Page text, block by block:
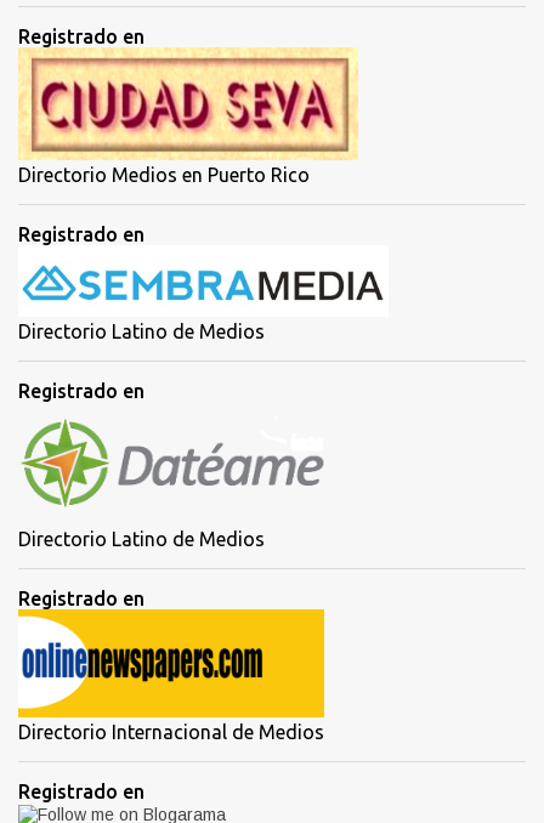
Registrado en
Directorio Medios en Puerto Rico
Registrado en
Directorio Latino de Medios
Registrado en
Directorio Latino de Medios
Registrado en
Directorio Internacional de Medios
Registrado en